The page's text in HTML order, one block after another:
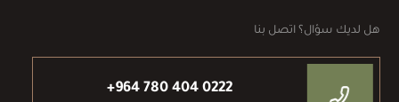
هل لديك سؤال؟ اتصل بنا
+964 780 404 0222